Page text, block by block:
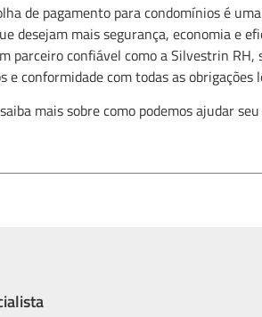
de pagamento para condomínios é
desejam mais segurança, economia e
parceiro confiável como a Silvestrin
e conformidade com todas as obrigações
mais sobre como podemos ajudar